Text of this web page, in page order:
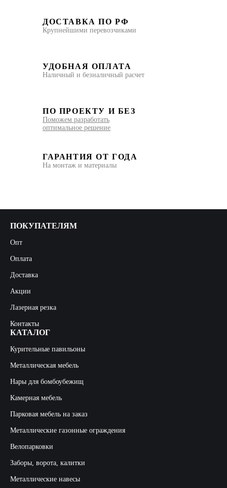
ДОСТАВКА ПО РФ
Крупнейшими перевозчиками
УДОБНАЯ ОПЛАТА
Наличный и безналичный расчет
ПО ПРОЕКТУ И БЕЗ
Поможем разработать
оптимальное решение
ГАРАНТИЯ ОТ ГОДА
На монтаж и материалы
ПОКУПАТЕЛЯМ
Опт
Оплата
Доставка
Акции
Лазерная резка
Контакты
КАТАЛОГ
Курительные павильоны
Металлическая мебель
Нары для бомбоубежищ
Камерная мебель
Парковая мебель на заказ
Металлические газонные ограждения
Велопарковки
Заборы, ворота, калитки
Металлические навесы